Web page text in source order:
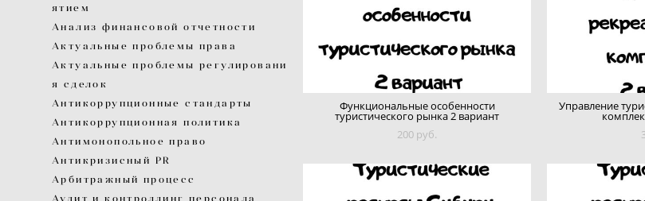
ятием
Анализ финансовой отчетности
Актуальные проблемы права
Актуальные проблемы регулировани
я сделок
Антикоррупционные стандарты
Антикоррупционная политика
Антимонопольное право
Антикризисный PR
Арбитражный процесс
Аудит и контроллинг персонала
Функциональные особенности
туристического рынка 2 вариант
200 pуб.
Управление